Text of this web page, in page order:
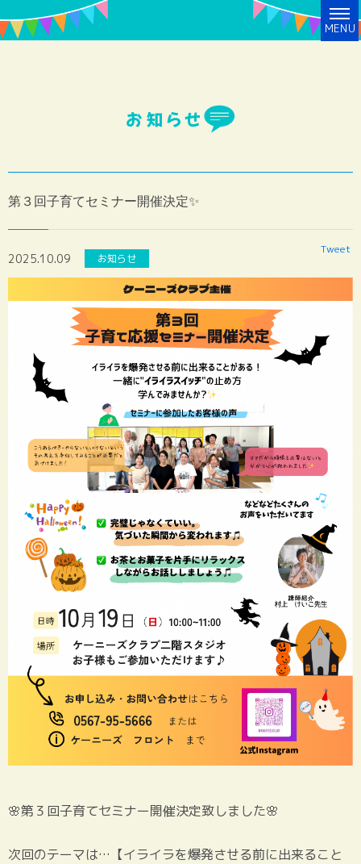
MENU
お知らせ
第３回子育てセミナー開催決定✨
2025.10.09 お知らせ
Tweet
🌸第３回子育てセミナー開催決定致しました🌸
次回のテーマは…【イライラを爆発させる前に出来ること